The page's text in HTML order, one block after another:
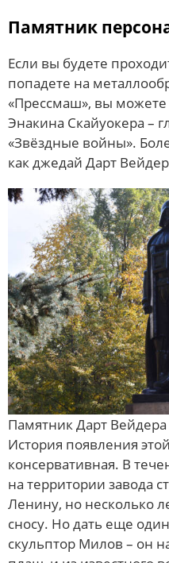
Памятник
Если вы будете
попадете на
«Прессмаш», вы
Энакина Скайуокера –
«Звёздные войны».
как джедай Дарт
Памятник Дарт Вейдера
История появления
консервативная. В
на территории завода
Ленину, но несколько
сносу. Но дать еще
скульптор Милов – он